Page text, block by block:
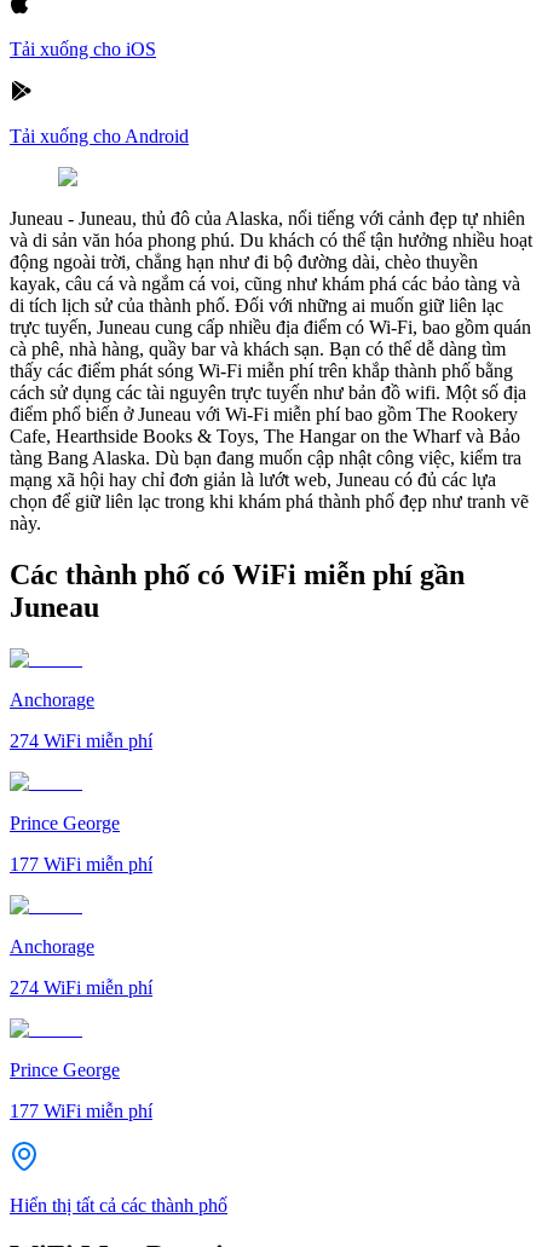
Tải xuống cho iOS
Tải xuống cho Android
Juneau - Juneau, thủ đô của Alaska, nổi tiếng với cảnh đẹp tự nhiên
và di sản văn hóa phong phú. Du khách có thể tận hưởng nhiều hoạt
động ngoài trời, chẳng hạn như đi bộ đường dài, chèo thuyền
kayak, câu cá và ngắm cá voi, cũng như khám phá các bảo tàng và
di tích lịch sử của thành phố. Đối với những ai muốn giữ liên lạc
trực tuyến, Juneau cung cấp nhiều địa điểm có Wi-Fi, bao gồm quán
cà phê, nhà hàng, quầy bar và khách sạn. Bạn có thể dễ dàng tìm
thấy các điểm phát sóng Wi-Fi miễn phí trên khắp thành phố bằng
cách sử dụng các tài nguyên trực tuyến như bản đồ wifi. Một số địa
điểm phổ biến ở Juneau với Wi-Fi miễn phí bao gồm The Rookery
Cafe, Hearthside Books & Toys, The Hangar on the Wharf và Bảo
tàng Bang Alaska. Dù bạn đang muốn cập nhật công việc, kiểm tra
mạng xã hội hay chỉ đơn giản là lướt web, Juneau có đủ các lựa
chọn để giữ liên lạc trong khi khám phá thành phố đẹp như tranh vẽ
này.
Các thành phố có WiFi miễn phí gần
Juneau
Anchorage
274 WiFi miễn phí
Prince George
177 WiFi miễn phí
Anchorage
274 WiFi miễn phí
Prince George
177 WiFi miễn phí
Hiển thị tất cả các thành phố